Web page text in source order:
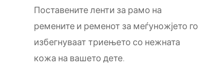
Поставените ленти за рамо на
ремените и ременот за меѓуножјето го
избегнуваат триењето со нежната
кожа на вашето дете.